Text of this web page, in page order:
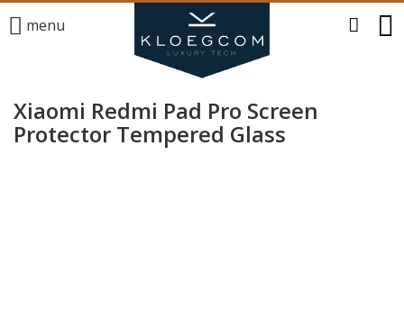
menu
Xiaomi Redmi Pad Pro Screen
Protector Tempered Glass